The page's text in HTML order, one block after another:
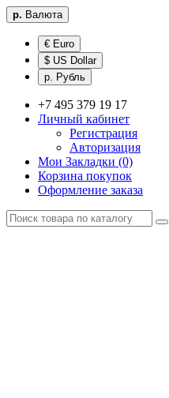
р. Валюта
€ Euro
$ US Dollar
р. Рубль
+7 495 379 19 17
Личный кабинет
Регистрация
Авторизация
Мои Закладки (0)
Корзина покупок
Оформление заказа